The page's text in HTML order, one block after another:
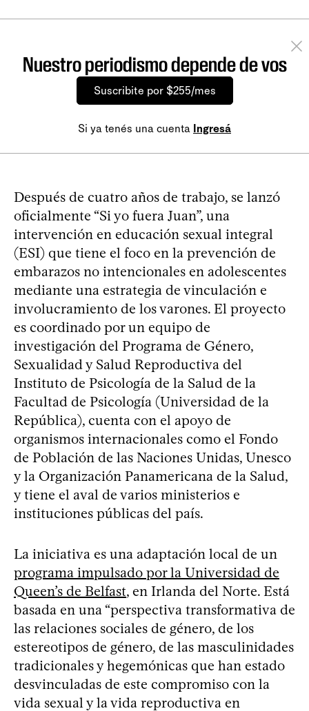
Nuestro periodismo depende de vos
Suscribite por $255/mes
Si ya tenés una cuenta Ingresá
Después de cuatro años de trabajo, se lanzó
oficialmente “Si yo fuera Juan”, una
intervención en educación sexual integral
(ESI) que tiene el foco en la prevención de
embarazos no intencionales en adolescentes
mediante una estrategia de vinculación e
involucramiento de los varones. El proyecto
es coordinado por un equipo de
investigación del Programa de Género,
Sexualidad y Salud Reproductiva del
Instituto de Psicología de la Salud de la
Facultad de Psicología (Universidad de la
República), cuenta con el apoyo de
organismos internacionales como el Fondo
de Población de las Naciones Unidas, Unesco
y la Organización Panamericana de la Salud,
y tiene el aval de varios ministerios e
instituciones públicas del país.
La iniciativa es una adaptación local de un
programa impulsado por la Universidad de
Queen’s de Belfast, en Irlanda del Norte. Está
basada en una “perspectiva transformativa de
las relaciones sociales de género, de los
estereotipos de género, de las masculinidades
tradicionales y hegemónicas que han estado
desvinculadas de este compromiso con la
vida sexual y la vida reproductiva en